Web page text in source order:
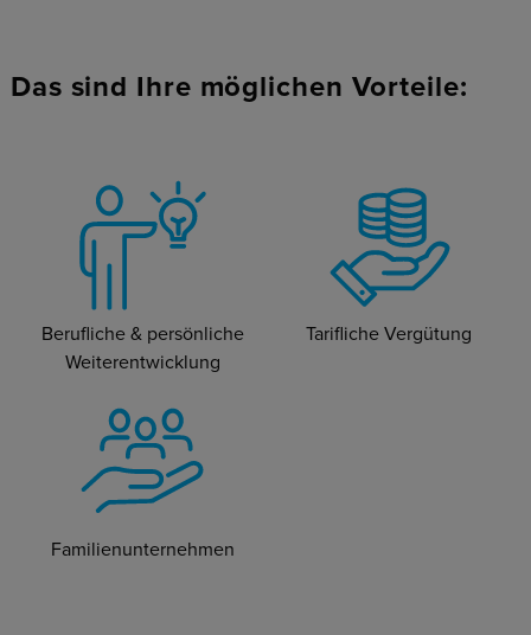
Das sind Ihre möglichen Vorteile:
Berufliche & persönliche
Weiterentwicklung
Tarifliche Vergütung
Familienunternehmen